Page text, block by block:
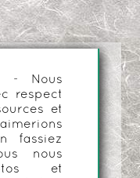
- Nous
respect
et
fassiez
nous
et